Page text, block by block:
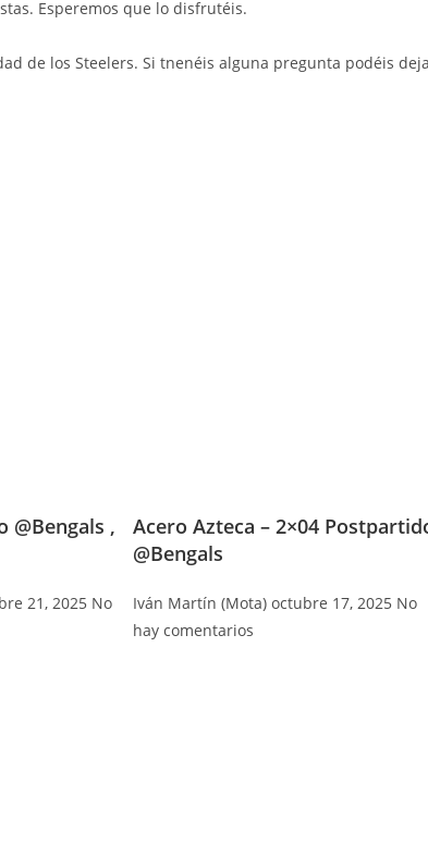
Esperemos que lo disfrutéis.
de los Steelers. Si tnenéis alguna pregunta podéis
@Bengals ,
21, 2025 No
Acero Azteca – 2×04
@Bengals
Iván Martín (Mota) octubre 17, 2025 No
hay comentarios